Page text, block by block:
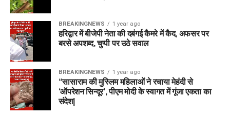
BREAKINGNEWS 1 year ago
हरिद्वार में बीजेपी नेता की दबंगई कैमरे में कैद, अफसर पर
बरसे अपशब्द, चुप्पी पर उठे सवाल
BREAKINGNEWS 1 year ago
“सासाराम की मुस्लिम महिलाओं ने रचाया मेहंदी से
‘ऑपरेशन सिन्दूर’, पीएम मोदी के स्वागत में गूंजा एकता का
संदेश|